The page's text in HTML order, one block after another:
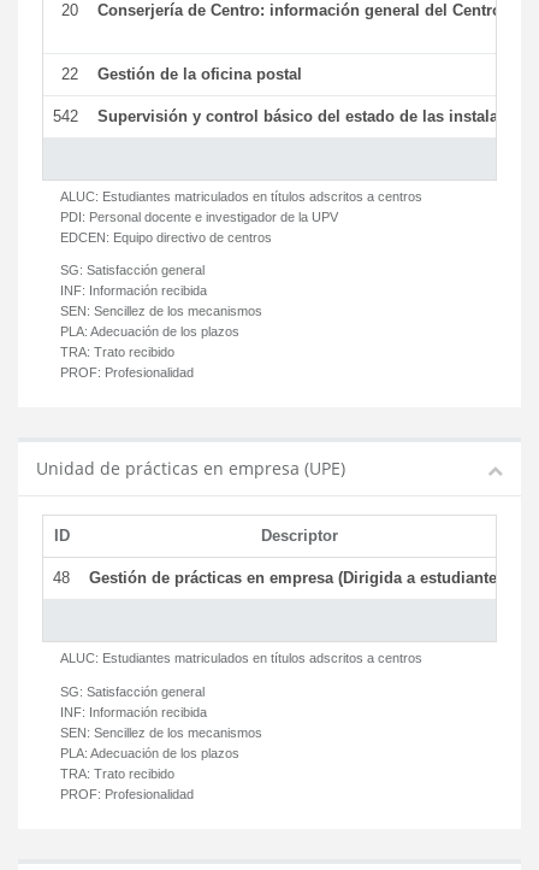
20 Conserjería de Centro: información general del Centro y
22 Gestión de la oficina postal
542 Supervisión y control básico del estado de las
ALUC: Estudiantes matriculados en títulos adscritos a centros
PDI: Personal docente e investigador de la UPV
EDCEN: Equipo directivo de centros
SG: Satisfacción general
INF: Información recibida
SEN: Sencillez de los mecanismos
PLA: Adecuación de los plazos
TRA: Trato recibido
PROF: Profesionalidad
Unidad de prácticas en empresa (UPE)
ID Descriptor
48 Gestión de prácticas en empresa (Dirigida a estudiantes)
ALUC: Estudiantes matriculados en títulos adscritos a centros
SG: Satisfacción general
INF: Información recibida
SEN: Sencillez de los mecanismos
PLA: Adecuación de los plazos
TRA: Trato recibido
PROF: Profesionalidad